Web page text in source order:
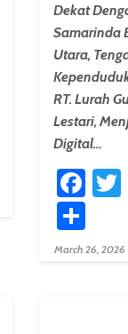
Dekat
Samarinda
Utara,
RT. Lurah
Lestari,
Digital…
Posted On
March 26, 2026